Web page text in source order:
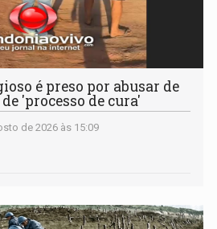
é preso por abusar de
'processo de cura'
de 2026 às 15:09